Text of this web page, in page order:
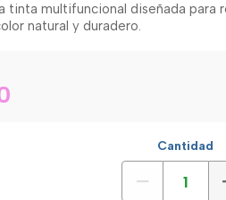
tinta multifuncional diseñada para
natural y duradero.
Cantidad